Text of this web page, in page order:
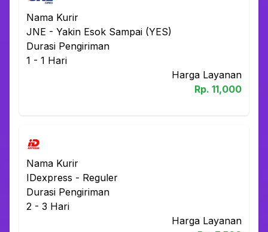
Nama Kurir
JNE - Yakin Esok Sampai (YES)
Durasi Pengiriman
1 - 1 Hari
Harga Layanan
Rp. 11,000
Nama Kurir
IDexpress - Reguler
Durasi Pengiriman
2 - 3 Hari
Harga Layanan